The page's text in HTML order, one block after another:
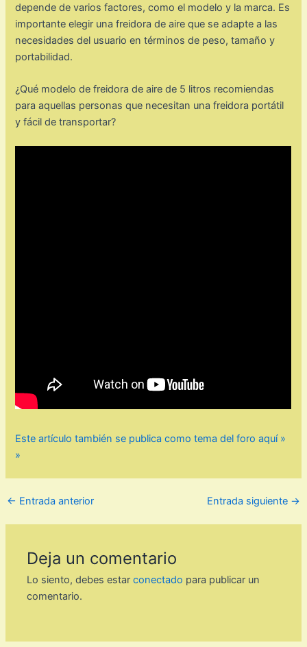
depende de varios factores, como el modelo y la marca. Es
importante elegir una freidora de aire que se adapte a las
necesidades del usuario en términos de peso, tamaño y
portabilidad.
¿Qué modelo de freidora de aire de 5 litros recomiendas
para aquellas personas que necesitan una freidora portátil
y fácil de transportar?
Este artículo también se publica como tema del foro aquí »
»
← Entrada anterior Entrada siguiente →
Deja un comentario
Lo siento, debes estarconectado para publicar un
comentario.